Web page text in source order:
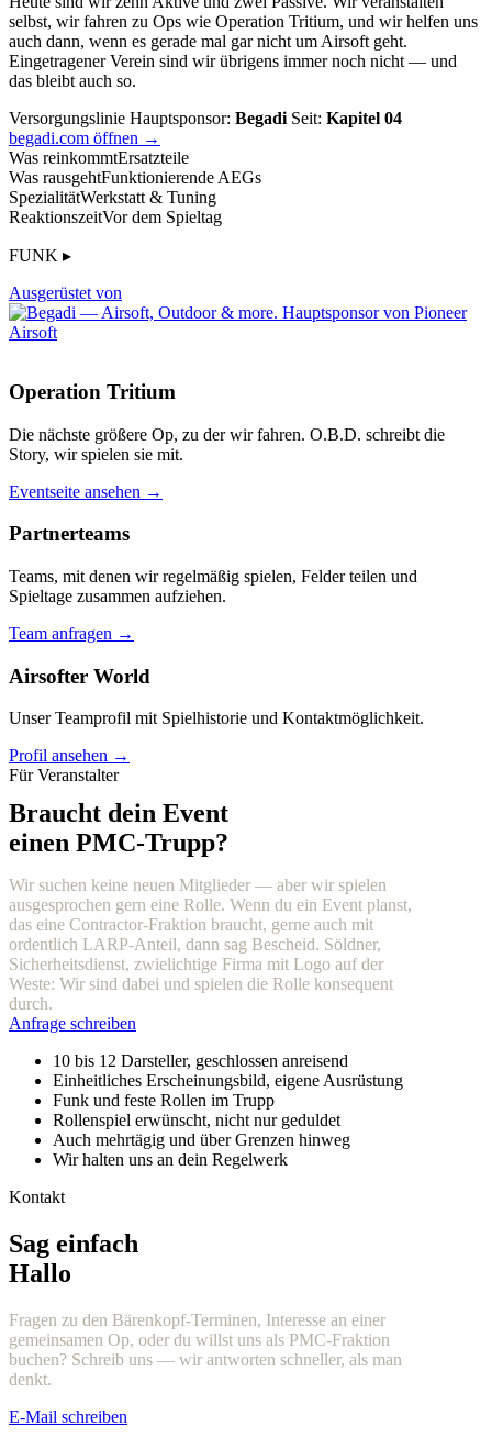
selbst, wir fahren zu Ops wie Operation Tritium, und wir helfen uns
auch dann, wenn es gerade mal gar nicht um Airsoft geht.
Eingetragener Verein sind wir übrigens immer noch nicht — und
das bleibt auch so.
Versorgungslinie Hauptsponsor: Begadi Seit: Kapitel 04
begadi.com öffnen →
Was reinkommtErsatzteile
Was rausgehtFunktionierende AEGs
SpezialitätWerkstatt & Tuning
ReaktionszeitVor dem Spieltag
FUNK ▸
Ausgerüstet von
Operation Tritium
Die nächste größere Op, zu der wir fahren. O.B.D. schreibt die
Story, wir spielen sie mit.
Eventseite ansehen →
Partnerteams
Teams, mit denen wir regelmäßig spielen, Felder teilen und
Spieltage zusammen aufziehen.
Team anfragen →
Airsofter World
Unser Teamprofil mit Spielhistorie und Kontaktmöglichkeit.
Profil ansehen →
Für Veranstalter
Braucht dein Event
einen PMC-Trupp?
Wir suchen keine neuen Mitglieder — aber wir spielen
ausgesprochen gern eine Rolle. Wenn du ein Event planst,
das eine Contractor-Fraktion braucht, gerne auch mit
ordentlich LARP-Anteil, dann sag Bescheid. Söldner,
Sicherheitsdienst, zwielichtige Firma mit Logo auf der
Weste: Wir sind dabei und spielen die Rolle konsequent
durch.
Anfrage schreiben
10 bis 12 Darsteller, geschlossen anreisend
Einheitliches Erscheinungsbild, eigene Ausrüstung
Funk und feste Rollen im Trupp
Rollenspiel erwünscht, nicht nur geduldet
Auch mehrtägig und über Grenzen hinweg
Wir halten uns an dein Regelwerk
Kontakt
Sag einfach
Hallo
Fragen zu den Bärenkopf-Terminen, Interesse an einer
gemeinsamen Op, oder du willst uns als PMC-Fraktion
buchen? Schreib uns — wir antworten schneller, als man
denkt.
E-Mail schreiben